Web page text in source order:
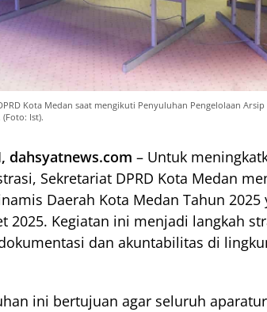
Kota Medan saat mengikuti Penyuluhan Pengelolaan
(Foto: Ist).
dahsyatnews.com – Untuk
Sekretariat DPRD Kota Medan
Daerah Kota Medan Tahun 2025
2025. Kegiatan ini menjadi langkah
dan akuntabilitas di
ini bertujuan agar seluruh